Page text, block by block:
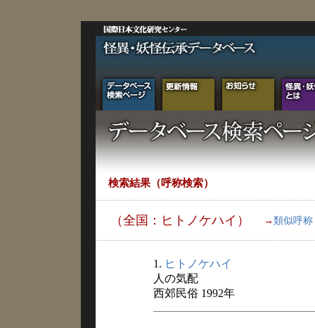
検索結果（呼称検索）
（全国：ヒトノケハイ） → 類似呼称
1. ヒトノケハイ
人の気配
西郊民俗 1992年